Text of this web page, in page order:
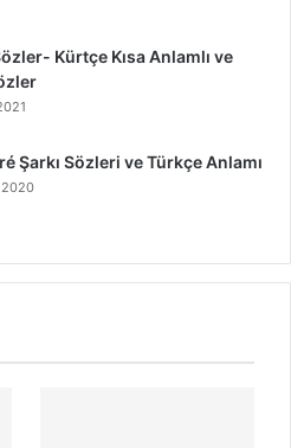
Kürtçe Kısa Anlamlı ve
Şarkı Sözleri ve Türkçe Anlamı